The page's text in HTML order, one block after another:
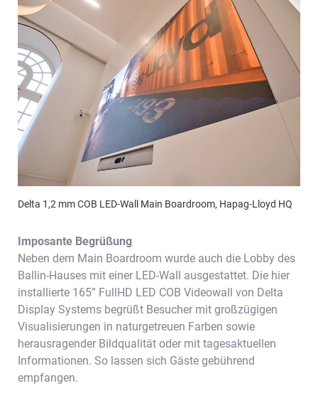
Delta 1,2 mm COB LED-Wall Main Boardroom, Hapag-Lloyd HQ
Imposante Begrüßung
Neben dem Main Boardroom wurde auch die Lobby des
Ballin-Hauses mit einer LED-Wall ausgestattet. Die hier
installierte 165” FullHD LED COB Videowall von Delta
Display Systems begrüßt Besucher mit großzügigen
Visualisierungen in naturgetreuen Farben sowie
herausragender Bildqualität oder mit tagesaktuellen
Informationen. So lassen sich Gäste gebührend
empfangen.